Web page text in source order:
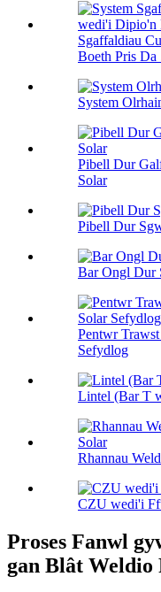
Sgaffaldiau
Boeth Pris Da
System
Pibell Dur
Solar
Pibell Dur
Bar Ongl Dur
Pentwr
Sefydlog
Lintel (Bar T
Rhannau
CZU wedi'i
Proses Fanwl
gan Blât Weldio